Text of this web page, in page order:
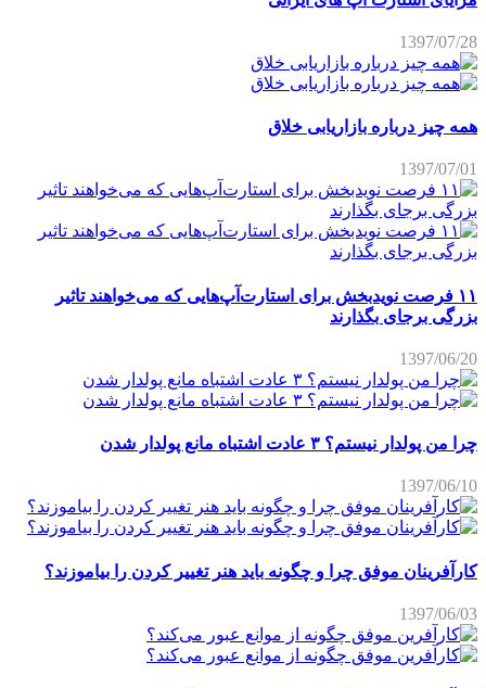
1397/07/28
همه چیز درباره بازاریابی خلاق
1397/07/01
۱۱ فرصت نویدبخش برای استارت‌آپ‌هایی که می‌خواهند تاثیر
بزرگی برجای بگذارند
1397/06/20
چرا من پولدار نیستم؟ ۳ عادت اشتباه مانع پولدار شدن
1397/06/10
کارآفرینان موفق چرا و چگونه باید هنر تغییر کردن را بیاموزند؟
1397/06/03